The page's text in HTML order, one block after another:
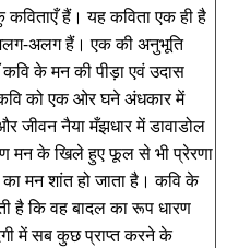
हैं। यह कविता एक ही है
अलग हैं। एक की अनुभूति
के मन की पीड़ा एवं उदास
कवि को एक ओर घने अंधकार में
जीवन नैया मँझधार में डावाडोल
मन के खिले हुए फूल से भी प्रेरणा
मन शांत हो जाता है। कवि के
है कि वह बादल का रूप धारण
में सब कुछ प्राप्त करने के